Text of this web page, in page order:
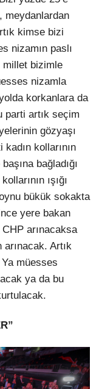
meydanlardan
kimse bizi
nizamın paslı
bizimle
nizamla
korkanlara da
parti artık seçim
gözyaşı
kollarının
bağladığı
ışığı
bükük sokakta
yere bakan
arınacaksa
Artık
müesses
ya da bu